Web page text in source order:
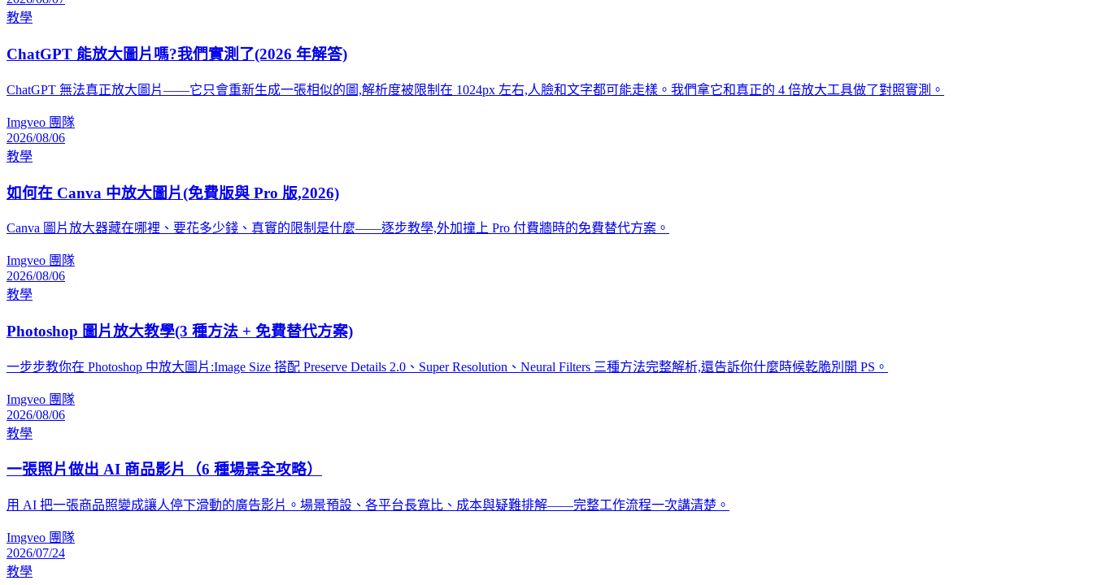
教學
ChatGPT 能放大圖片嗎?我們實測了(2026 年解答)
ChatGPT 無法真正放大圖片——它只會重新生成一張相似的圖,解析度被限制在 1024px 左右,人臉和文字都可能走樣。我們拿它和真正的 4 倍放大工具做了對照實測。
Imgveo 團隊
2026/08/06
教學
如何在 Canva 中放大圖片(免費版與 Pro 版,2026)
Canva 圖片放大器藏在哪裡、要花多少錢、真實的限制是什麼——逐步教學,外加撞上 Pro 付費牆時的免費替代方案。
Imgveo 團隊
2026/08/06
教學
Photoshop 圖片放大教學(3 種方法 + 免費替代方案)
一步步教你在 Photoshop 中放大圖片:Image Size 搭配 Preserve Details 2.0、Super Resolution、Neural Filters 三種方法完整解析,還告訴你什麼時候乾脆別開 PS。
Imgveo 團隊
2026/08/06
教學
一張照片做出 AI 商品影片（6 種場景全攻略）
用 AI 把一張商品照變成讓人停下滑動的廣告影片。場景預設、各平台長寬比、成本與疑難排解——完整工作流程一次講清楚。
Imgveo 團隊
2026/07/24
教學